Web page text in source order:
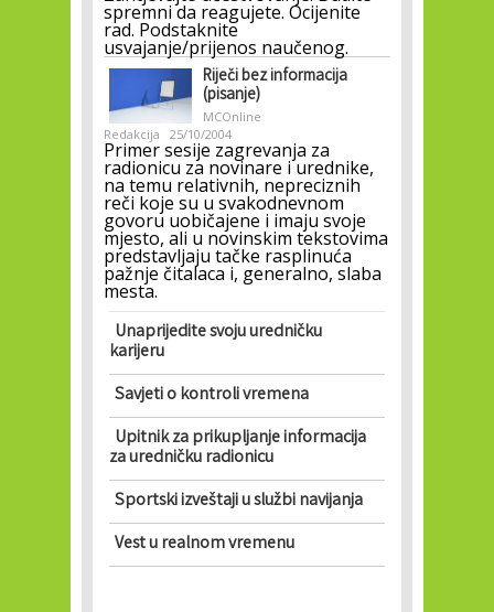
spremni da reagujete. Ocijenite
rad. Podstaknite
usvajanje/prijenos naučenog.
Riječi bez informacija
(pisanje)
MCOnline
Redakcija
25/10/2004
Primer sesije zagrevanja za
radionicu za novinare i urednike,
na temu relativnih, nepreciznih
reči koje su u svakodnevnom
govoru uobičajene i imaju svoje
mjesto, ali u novinskim tekstovima
predstavljaju tačke rasplinuća
pažnje čitalaca i, generalno, slaba
mesta.
Unaprijedite svoju uredničku
karijeru
Savjeti o kontroli vremena
Upitnik za prikupljanje informacija
za uredničku radionicu
Sportski izveštaji u službi navijanja
Vest u realnom vremenu
Pages